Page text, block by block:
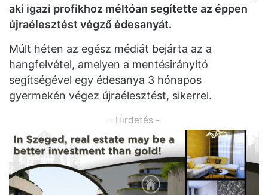
aki igazi profikhoz méltóan segítette az éppen
újraélesztést végző édesanyát.
Múlt héten az egész médiát bejárta az a
hangfelvétel, amelyen a mentésirányító
segítségével egy édesanya 3 hónapos
gyermekén végez újraélesztést, sikerrel.
- Hirdetés -